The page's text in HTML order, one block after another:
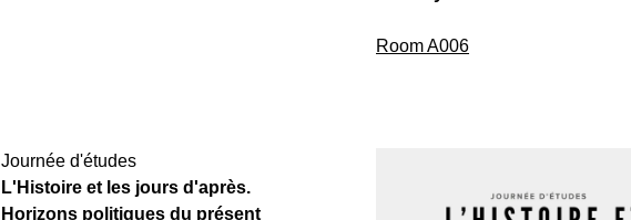
Room A006
Journée d'études
L'Histoire et les jours d'après.
Horizons politiques du présent